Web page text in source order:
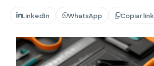
LinkedIn WhatsApp Copiar link